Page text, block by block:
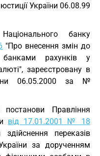
України 06.08.99
банку
"Про внесення змін до
банками рахунків у
зареєстровану в
06.05.2000 за №
Правління
від 17.01.2001 № 18
переказів
за дорученням